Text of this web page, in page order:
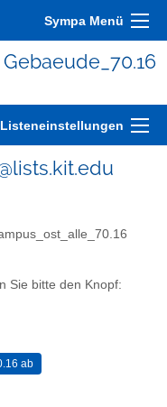
Sympa Menü
Sie bitte den Knopf: